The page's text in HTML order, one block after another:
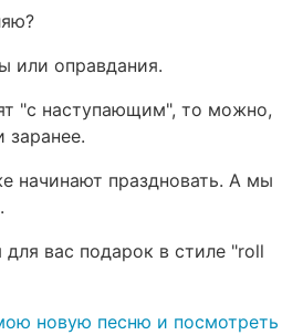
или оправдания.
"с наступающим", то можно,
заранее.
начинают праздновать. А мы
для вас подарок в стиле "roll
новую песню и посмотреть